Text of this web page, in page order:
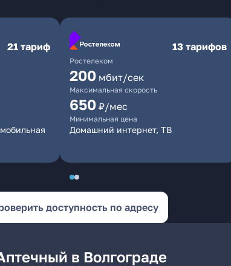
21 тариф
Ростелеком
13 тарифов
200 мбит/сек
Максимальная скорость
650 ₽/мес
Минимальная цена
Домашний интернет, ТВ
доступность по адресу
в Волгограде